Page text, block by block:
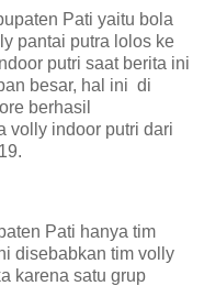
Pati yaitu bola
pantai putra lolos ke
putri saat berita ini
besar, hal ini di
berhasil
volly indoor putri dari
Pati hanya tim
disebabkan tim volly
karena satu grup